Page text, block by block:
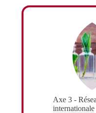
Axe 3 -
internationale